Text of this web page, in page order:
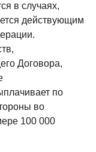
в случаях,
действующим
Договора,
по
во
100 000